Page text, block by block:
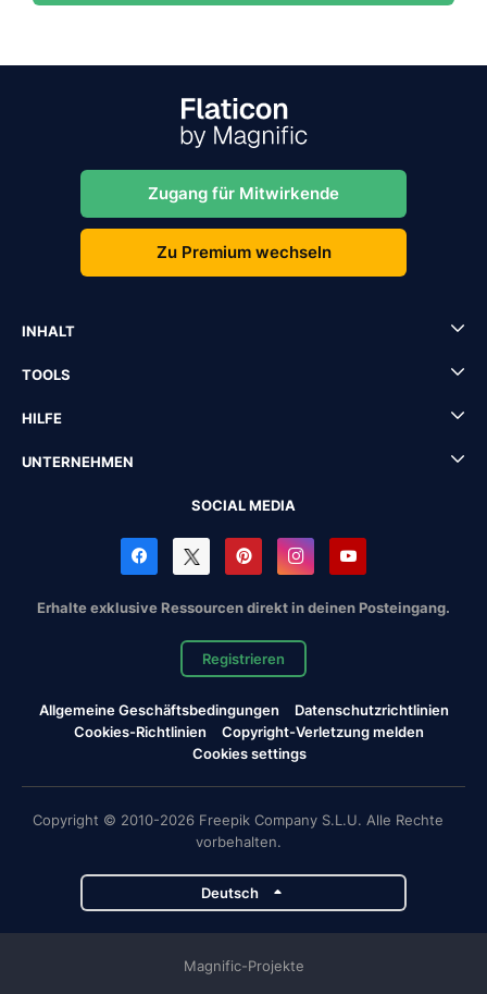
Zugang für Mitwirkende
Zu Premium wechseln
INHALT
TOOLS
HILFE
UNTERNEHMEN
SOCIAL MEDIA
Erhalte exklusive Ressourcen direkt in deinen Posteingang.
Registrieren
Allgemeine Geschäftsbedingungen
Datenschutzrichtlinien
Cookies-Richtlinien
Copyright-Verletzung melden
Cookies settings
Copyright © 2010-2026 Freepik Company S.L.U. Alle Rechte
vorbehalten.
Deutsch
Magnific-Projekte